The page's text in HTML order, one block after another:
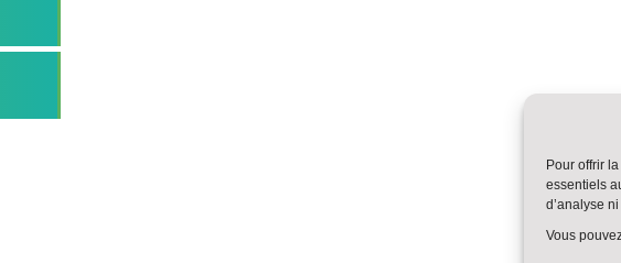
Pour offrir
essentiels
d’analyse
Vous